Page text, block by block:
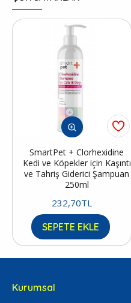
SmartPet + Clorhexidine
Kedi ve Köpekler için Kaşıntı
ve Tahriş Giderici Şampuan
250ml
232,70TL
SEPETE EKLE
Kurumsal